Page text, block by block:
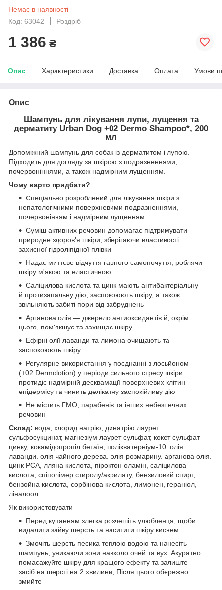
Немає в наявності
Код: 63042
Роздріб
1 386 ₴
Опис Характеристики Доставка Оплата Умови
Опис
Шампунь для лікування лупи, лущення та
дерматиту Urban Dog +02 Dermo Shampoo*, 200
мл
Допоміжний шампунь для собак із дерматитом і лупою.
Підходить для догляду за шкірою з подразненнями,
почервоніннями, а також надмірним лущенням.
Чому варто придбати?
Спеціально розроблений для лікування шкіри з
непатологічними поверхневими подразненнями,
почервонінням і надмірним лущенням
Суміш активних речовин допомагає підтримувати
природне здоров'я шкіри, зберігаючи властивості
захисної гідроліпідної плівки
Надає миттєве відчуття гарного самопочуття, роблячи
шкіру м'якою та еластичною
Саліцилова кислота та цинк мають антибактеріальну
й протизапальну дію, заспокоюють шкіру, а також
звільняють забиті пори від забруднень
Арганова олія — джерело антиоксидантів й, окрім
цього, пом'якшує та захищає шкіру
Ефірні олії лаванди та лимона очищають та
заспокоюють шкіру
Регулярне використання у поєднанні з лосьйоном
(+02 Dermolotion) у періоди сильного стресу шкіри
протидіє надмірній десквамації поверхневих клітин
епідермісу та чинить делікатну заспокійливу дію
Не містить ГМО, парабенів та інших небезпечних
речовин
Склад: вода, хлорид натрію, динатрію лаурет
сульфосукцинат, магнезіум лаурет сульфат, кокет сульфат
цинку, кокамідопропіл бетаїн, полікватерніум-10, олія
лаванди, олія чайного дерева, олія розмарину, арганова олія,
цинк PCA, лляна кислота, піроктон оламін, саліцилова
кислота, спіполімер стиролу/акрилату, бензиловий спирт,
бензойна кислота, сорбінова кислота, лимонен, гераніол,
ліналоол.
Як використовувати
Перед купанням злегка розчешіть улюбленця, щоби
видалити зайву шерсть та наситити шкіру киснем
Змочіть шерсть песика теплою водою та нанесіть
шампунь, уникаючи зони навколо очей та вух. Акуратно
помасажуйте шкіру для кращого ефекту та залиште
засіб на шерсті на 2 хвилини, Після цього обережно
змийте